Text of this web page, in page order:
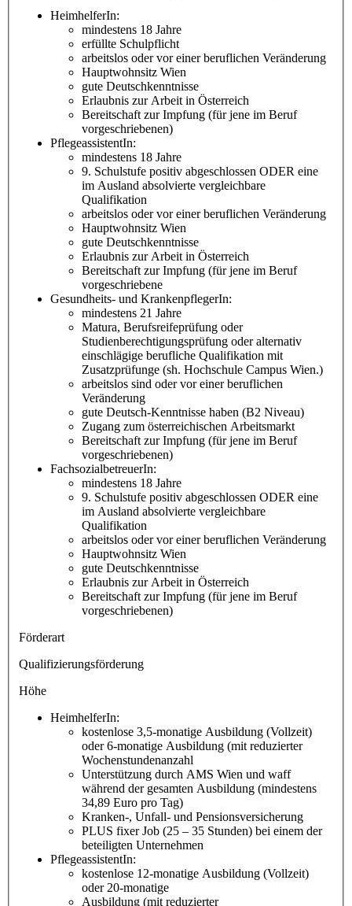
HeimhelferIn:
mindestens 18 Jahre
erfüllte Schulpflicht
arbeitslos oder vor einer beruflichen Veränderung
Hauptwohnsitz Wien
gute Deutschkenntnisse
Erlaubnis zur Arbeit in Österreich
Bereitschaft zur Impfung (für jene im Beruf
vorgeschriebenen)
PflegeassistentIn:
mindestens 18 Jahre
9. Schulstufe positiv abgeschlossen ODER eine
im Ausland absolvierte vergleichbare
Qualifikation
arbeitslos oder vor einer beruflichen Veränderung
Hauptwohnsitz Wien
gute Deutschkenntnisse
Erlaubnis zur Arbeit in Österreich
Bereitschaft zur Impfung (für jene im Beruf
vorgeschriebene
Gesundheits- und KrankenpflegerIn:
mindestens 21 Jahre
Matura, Berufsreifeprüfung oder
Studienberechtigungsprüfung oder alternativ
einschlägige berufliche Qualifikation mit
Zusatzprüfunge (sh. Hochschule Campus Wien.)
arbeitslos sind oder vor einer beruflichen
Veränderung
gute Deutsch-Kenntnisse haben (B2 Niveau)
Zugang zum österreichischen Arbeitsmarkt
Bereitschaft zur Impfung (für jene im Beruf
vorgeschriebenen)
FachsozialbetreuerIn:
mindestens 18 Jahre
9. Schulstufe positiv abgeschlossen ODER eine
im Ausland absolvierte vergleichbare
Qualifikation
arbeitslos oder vor einer beruflichen Veränderung
Hauptwohnsitz Wien
gute Deutschkenntnisse
Erlaubnis zur Arbeit in Österreich
Bereitschaft zur Impfung (für jene im Beruf
vorgeschriebenen)
Förderart
Qualifizierungsförderung
Höhe
HeimhelferIn:
kostenlose 3,5-monatige Ausbildung (Vollzeit)
oder 6-monatige Ausbildung (mit reduzierter
Wochenstundenanzahl
Unterstützung durch AMS Wien und waff
während der gesamten Ausbildung (mindestens
34,89 Euro pro Tag)
Kranken-, Unfall- und Pensionsversicherung
PLUS fixer Job (25 – 35 Stunden) bei einem der
beteiligten Unternehmen
PflegeassistentIn:
kostenlose 12-monatige Ausbildung (Vollzeit)
oder 20-monatige
Ausbildung (mit reduzierter